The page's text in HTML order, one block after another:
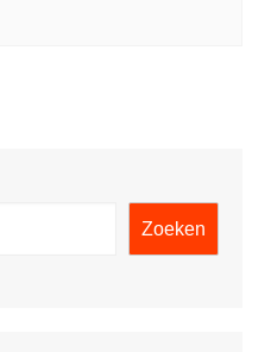
Zoeken